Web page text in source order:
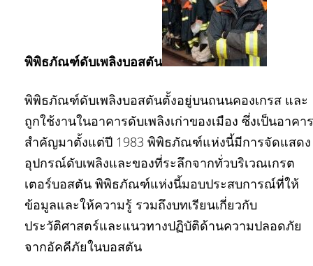
พิพิธภัณฑ์ดับเพลิงบอสตัน
พิพิธภัณฑ์ดับเพลิงบอสตันตั้งอยู่บนถนนคองเกรส และ
ถูกใช้งานในอาคารดับเพลิงเก่าของเมือง ซึ่งเป็นอาคาร
สำคัญมาตั้งแต่ปี 1983 พิพิธภัณฑ์แห่งนี้มีการจัดแสดง
อุปกรณ์ดับเพลิงและของที่ระลึกจากทั่วบริเวณเกรต
เตอร์บอสตัน พิพิธภัณฑ์แห่งนี้มอบประสบการณ์ที่ให้
ข้อมูลและให้ความรู้ รวมถึงบทเรียนเกี่ยวกับ
ประวัติศาสตร์และแนวทางปฏิบัติด้านความปลอดภัย
จากอัคคีภัยในบอสตัน